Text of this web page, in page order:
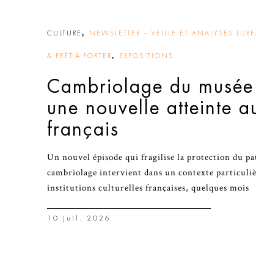
CULTURE , NEWSLETTER – VEILLE ET ANALYSES LUXE
& PRÊT-À-PORTER, EXPOSITIONS
Cambriolage du
une nouvelle atteinte
français
Un nouvel épisode qui fragilise la protection du
cambriolage intervient dans un contexte
institutions culturelles françaises, quelques mois
10 juil. 2026